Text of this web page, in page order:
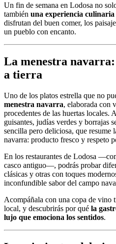
Un fin de semana en Lodosa no
también una experiencia culinaria
disfrutan del buen comer, los
un pueblo con encanto.
La menestra navarra:
a tierra
Uno de los platos estrella que no
menestra navarra, elaborada con
procedentes de las huertas locales.
guisantes, judías verdes y borrajas
sencilla pero deliciosa, que resume
navarra: producto fresco y respeto
En los restaurantes de Lodosa
casco antiguo—, podrás probar
clásicas y otras con toques
inconfundible sabor del campo
Acompáñala con una copa de vino
local, y descubrirás por qué la
lujo que emociona los sentidos.